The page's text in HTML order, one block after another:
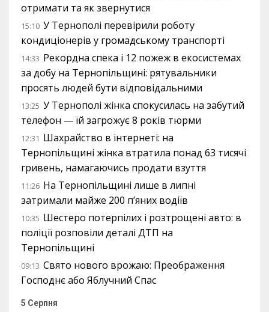
отримати та як звернутися
15:10 У Тернополі перевірили роботу
кондиціонерів у громадському транспорті
14:33 Рекордна спека і 12 пожеж в екосистемах
за добу на Тернопільщині: рятувальники
просять людей бути відповідальними
13:25 У Тернополі жінка спокусилась на забутий
телефон — їй загрожує 8 років тюрми
12:31 Шахрайство в інтернеті: на
Тернопільщині жінка втратила понад 63 тисячі
гривень, намагаючись продати взуття
11:26 На Тернопільщині лише в липні
затримали майже 200 п’яних водіїв
10:35 Шестеро потерпілих і розтрощені авто: в
поліції розповіли деталі ДТП на
Тернопільщині
09:13 Свято нового врожаю: Преображення
Господнє або Яблучний Спас
5 Серпня